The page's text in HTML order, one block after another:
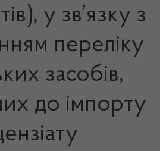
у зв’язку з
переліку
засобів,
до імпорту